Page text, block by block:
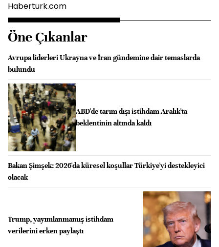
Haberturk.com
Öne Çıkanlar
Avrupa liderleri Ukrayna ve İran gündemine dair temaslarda
bulundu
ABD'de tarım dışı istihdam Aralık'ta
beklentinin altında kaldı
Bakan Şimşek: 2026'da küresel koşullar Türkiye'yi destekleyici
olacak
Trump, yayımlanmamış istihdam
verilerini erken paylaştı